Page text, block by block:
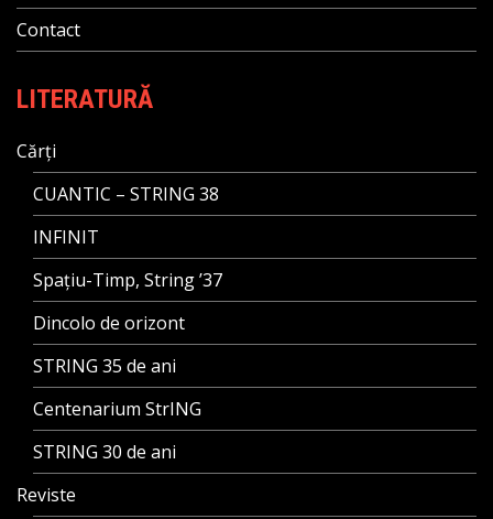
Contact
LITERATURĂ
Cărți
CUANTIC – STRING 38
INFINIT
Spațiu-Timp, String ’37
Dincolo de orizont
STRING 35 de ani
Centenarium StrING
STRING 30 de ani
Reviste